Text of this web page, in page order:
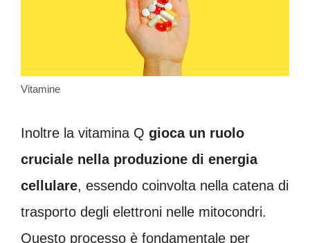
Vitamine
Inoltre la vitamina Q gioca un ruolo
cruciale nella produzione di energia
cellulare, essendo coinvolta nella catena di
trasporto degli elettroni nelle mitocondri.
Questo processo è fondamentale per